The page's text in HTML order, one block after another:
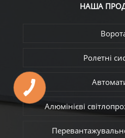
НАША
Ролетні
Алюмінієві